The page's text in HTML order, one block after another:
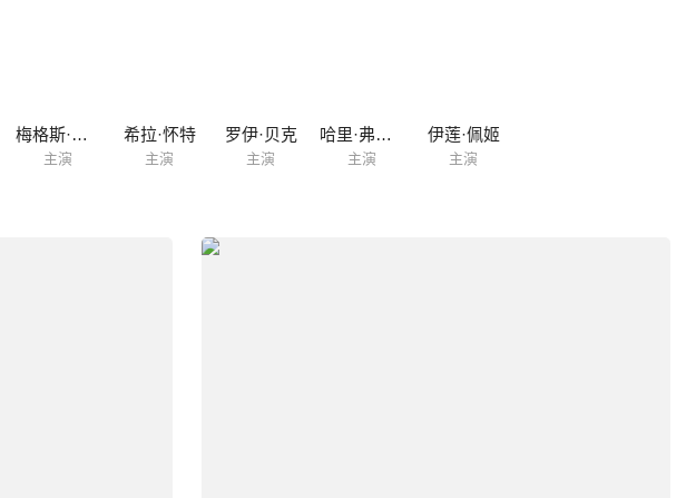
梅格斯·詹金斯
主演
希拉·怀特
主演
罗伊·贝克
主演
哈里·弗雷德尔
主演
伊莲·佩姬
主演